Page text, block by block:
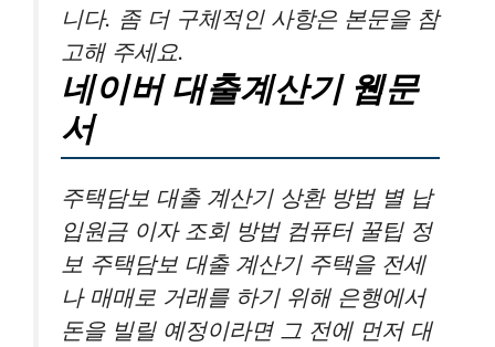
니다. 좀 더 구체적인 사항은 본문을 참
고해 주세요.
네이버 대출계산기 웹문
서
주택담보 대출 계산기 상환 방법 별 납
입원금 이자 조회 방법 컴퓨터 꿀팁 정
보 주택담보 대출 계산기 주택을 전세
나 매매로 거래를 하기 위해 은행에서
돈을 빌릴 예정이라면 그 전에 먼저 대